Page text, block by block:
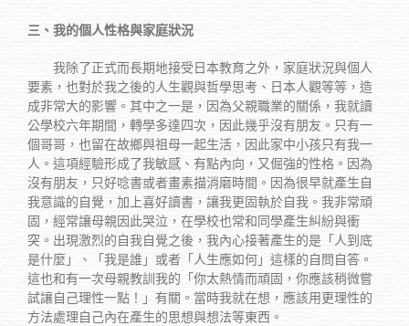
三、我的個人性格與家庭狀況
我除了正式而長期地接受日本教育之外，家庭狀況與個人
要素，也對於我之後的人生觀與哲學思考、日本人觀等等，造
成非常大的影響。其中之一是，因為父親職業的關係，我就讀
公學校六年期間，轉學多達四次，因此幾乎沒有朋友。只有一
個哥哥，也留在故鄉與祖母一起生活，因此家中小孩只有我一
人。這項經驗形成了我敏感、有點內向，又倔強的性格。因為
沒有朋友，只好唸書或者畫素描消磨時間。因為很早就產生自
我意識的自覺，加上喜好讀書，讓我更固執於自我。我非常頑
固，經常讓母親因此哭泣，在學校也常和同學產生糾紛與衝
突。出現激烈的自我自覺之後，我內心接著產生的是「人到底
是什麼」、「我是誰」或者「人生應如何」這樣的自問自答。
這也和有一次母親教訓我的「你太熱情而頑固，你應該稍微嘗
試讓自己理性一點！」有關。當時我就在想，應該用更理性的
方法處理自己內在產生的思想與想法等東西。